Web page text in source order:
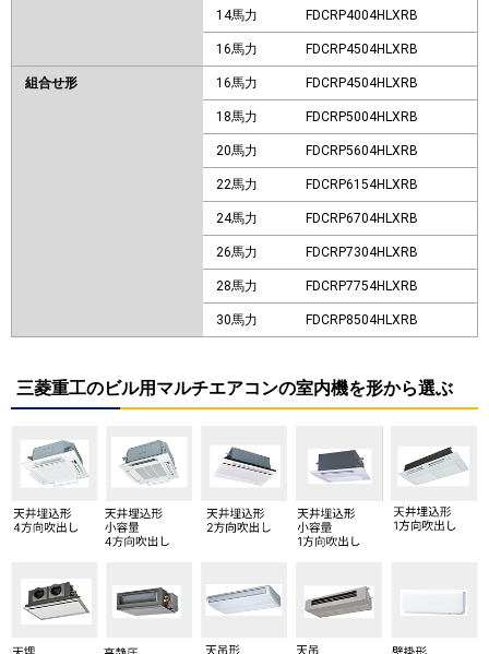
14馬力 FDCRP4004HLXRB
16馬力 FDCRP4504HLXRB
組合せ形 16馬力 FDCRP4504HLXRB
18馬力 FDCRP5004HLXRB
20馬力 FDCRP5604HLXRB
22馬力 FDCRP6154HLXRB
24馬力 FDCRP6704HLXRB
26馬力 FDCRP7304HLXRB
28馬力 FDCRP7754HLXRB
30馬力 FDCRP8504HLXRB
三菱重工のビル用マルチエアコンの室内機を形から選ぶ